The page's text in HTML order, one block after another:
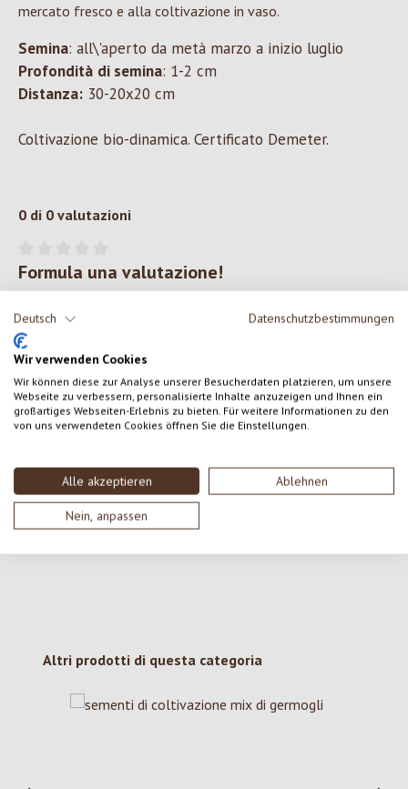
Deutsch Datenschutzbestimmungen
Wir verwenden Cookies
Wir können diese zur Analyse unserer Besucherdaten platzieren, um unsere
Webseite zu verbessern, personalisierte Inhalte anzuzeigen und Ihnen ein
großartiges Webseiten-Erlebnis zu bieten. Für weitere Informationen zu den
von uns verwendeten Cookies öffnen Sie die Einstellungen.
Alle akzeptieren Ablehnen
Nein, anpassen
mercato fresco e alla coltivazione in vaso.
Semina: all\'aperto da metà marzo a inizio luglio
Profondità di semina: 1-2 cm
Distanza: 30-20x20 cm
Coltivazione bio-dinamica. Certificato Demeter.
0 di 0 valutazioni
Valutazione media di 0 su 5 stelle
Formula una valutazione!
SCRIVERE UNA RECENSIONE
Visualizza le valutazioni solo nella lingua corrente.
Nessuna recensione trovata Condividi le tue opinioni
con gli altri.
Salta la galleria dei prodotti
Altri prodotti di questa categoria